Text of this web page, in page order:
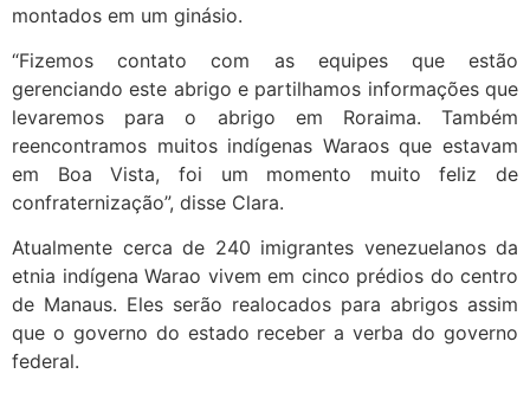
montados em um ginásio.
“Fizemos contato com as equipes que estão
gerenciando este abrigo e partilhamos informações que
levaremos para o abrigo em Roraima. Também
reencontramos muitos indígenas Waraos que estavam
em Boa Vista, foi um momento muito feliz de
confraternização”, disse Clara.
Atualmente cerca de 240 imigrantes venezuelanos da
etnia indígena Warao vivem em cinco prédios do centro
de Manaus. Eles serão realocados para abrigos assim
que o governo do estado receber a verba do governo
federal.